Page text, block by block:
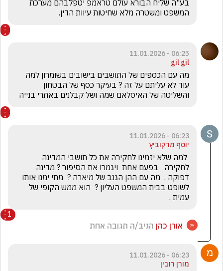
המשפט ומשטרה מלא שחיטות עיוות הדין.
06:25 - 11.01.2026
gil gil
והשליטה של האיסלאם שמה ושל קבלנים באתרי בנייה
06:23 - 11.01.2026
יוסף מרקוביץ
עמית .
1
אורן כהן הגיב/ה תגובה אחת
06:23 - 11.01.2026
מורן רובין